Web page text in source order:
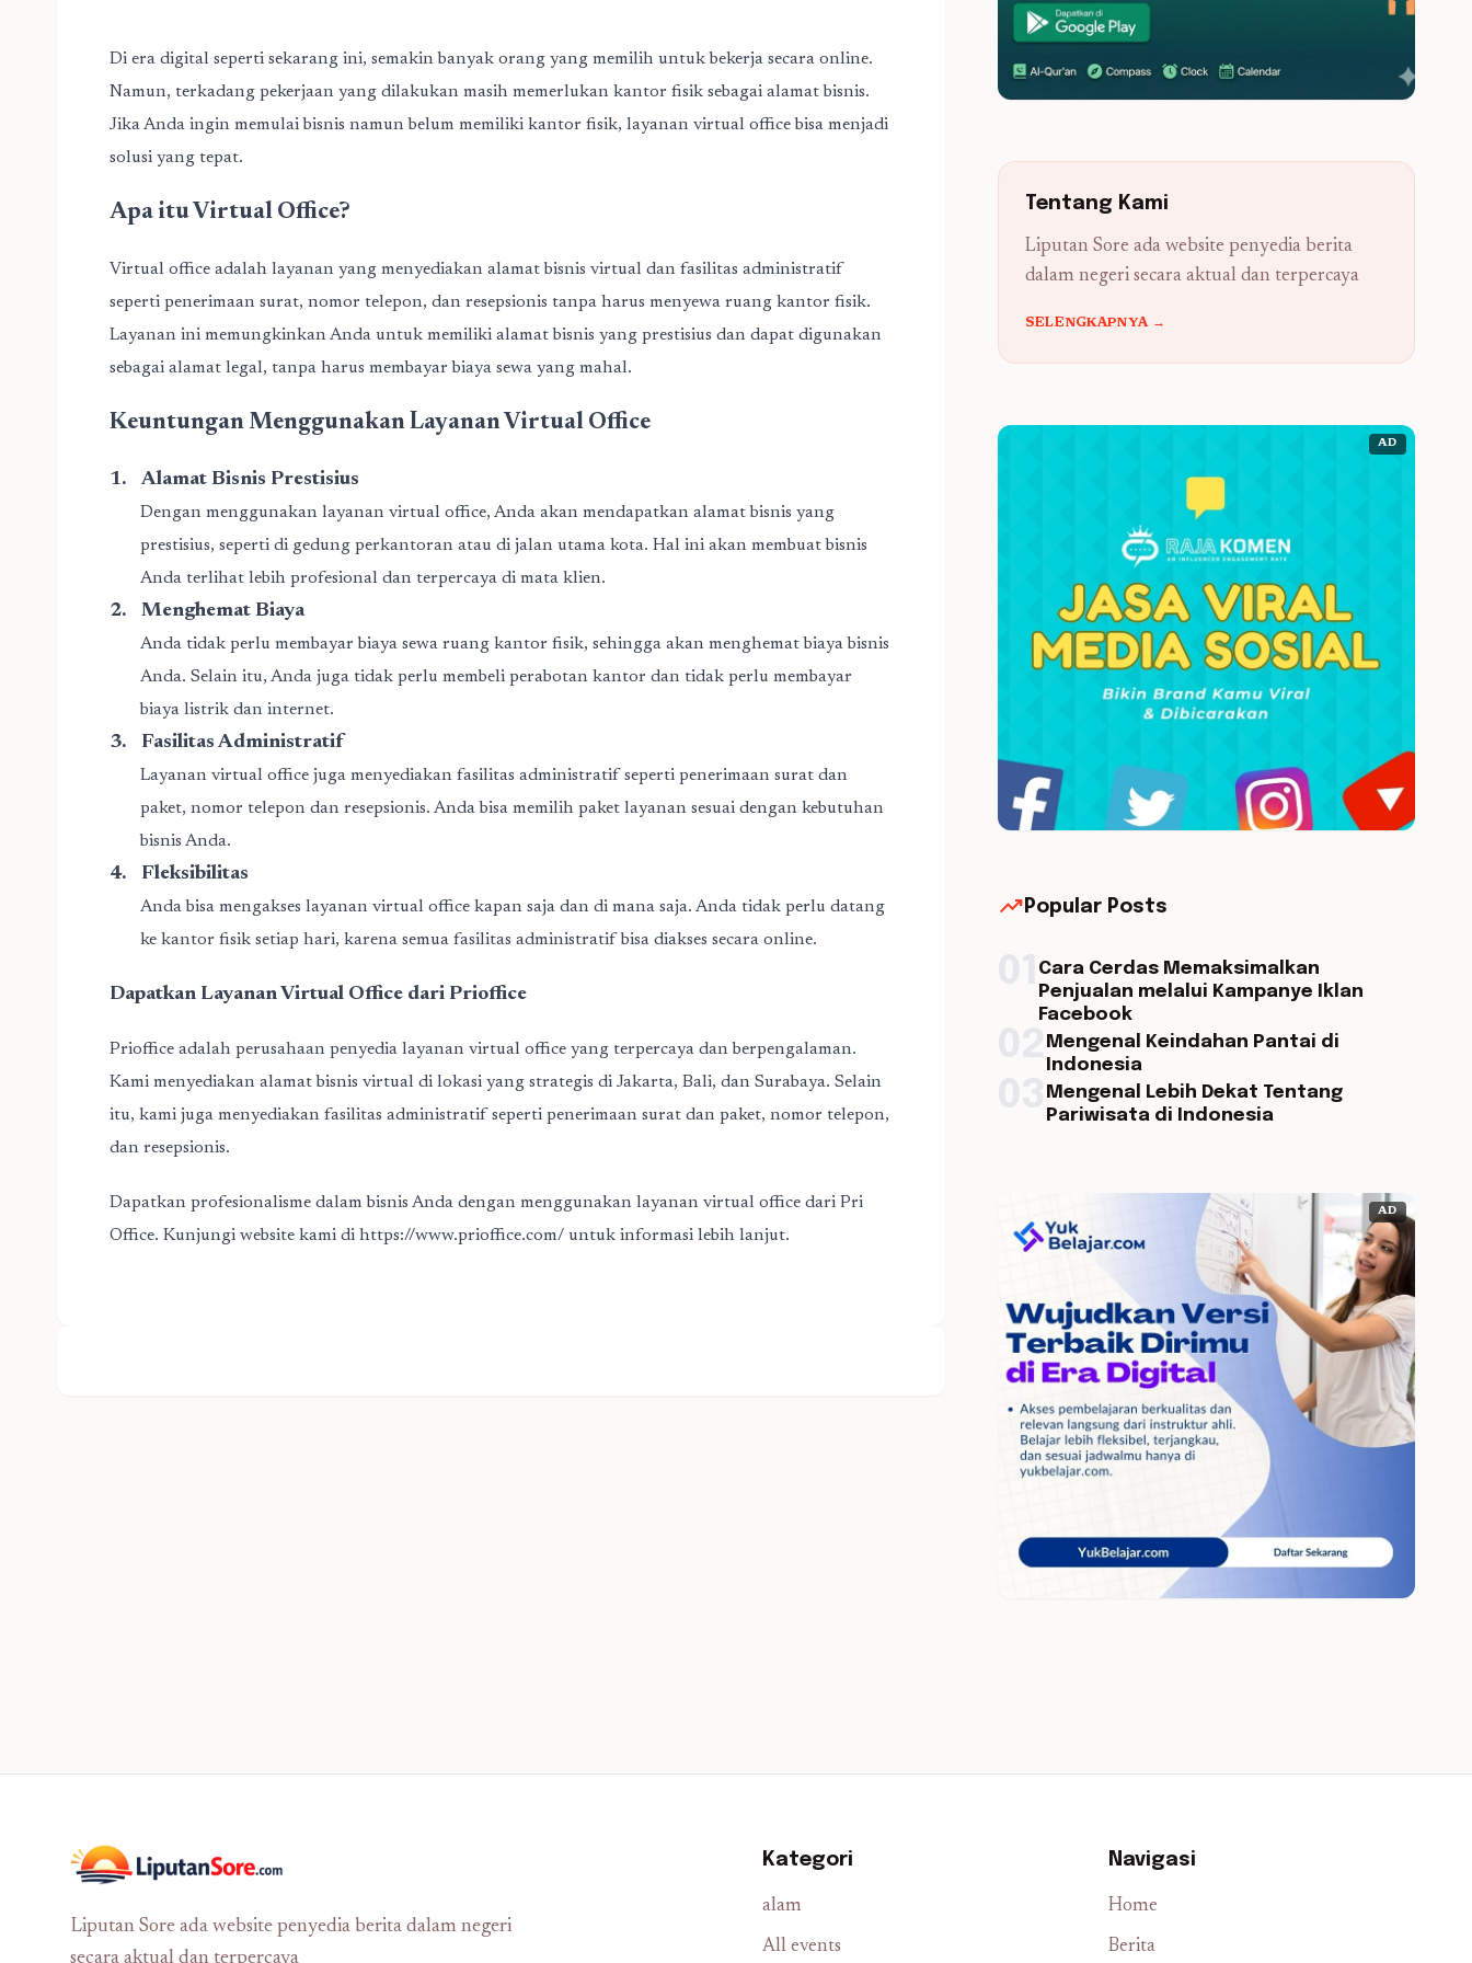
Di era digital seperti sekarang ini, semakin banyak orang yang memilih untuk bekerja secara online.
Namun, terkadang pekerjaan yang dilakukan masih memerlukan kantor fisik sebagai alamat bisnis.
Jika Anda ingin memulai bisnis namun belum memiliki kantor fisik, layanan virtual office bisa menjadi
solusi yang tepat.
Apa itu Virtual Office?
Virtual office adalah layanan yang menyediakan alamat bisnis virtual dan fasilitas administratif
seperti penerimaan surat, nomor telepon, dan resepsionis tanpa harus menyewa ruang kantor fisik.
Layanan ini memungkinkan Anda untuk memiliki alamat bisnis yang prestisius dan dapat digunakan
sebagai alamat legal, tanpa harus membayar biaya sewa yang mahal.
Keuntungan Menggunakan Layanan Virtual Office
1. Alamat Bisnis Prestisius
Dengan menggunakan layanan virtual office, Anda akan mendapatkan alamat bisnis yang
prestisius, seperti di gedung perkantoran atau di jalan utama kota. Hal ini akan membuat bisnis
Anda terlihat lebih profesional dan terpercaya di mata klien.
2. Menghemat Biaya
Anda tidak perlu membayar biaya sewa ruang kantor fisik, sehingga akan menghemat biaya bisnis
Anda. Selain itu, Anda juga tidak perlu membeli perabotan kantor dan tidak perlu membayar
biaya listrik dan internet.
3. Fasilitas Administratif
Layanan virtual office juga menyediakan fasilitas administratif seperti penerimaan surat dan
paket, nomor telepon dan resepsionis. Anda bisa memilih paket layanan sesuai dengan kebutuhan
bisnis Anda.
4. Fleksibilitas
Anda bisa mengakses layanan virtual office kapan saja dan di mana saja. Anda tidak perlu datang
ke kantor fisik setiap hari, karena semua fasilitas administratif bisa diakses secara online.
Dapatkan Layanan Virtual Office dari Prioffice
Prioffice adalah perusahaan penyedia layanan virtual office yang terpercaya dan berpengalaman.
Kami menyediakan alamat bisnis virtual di lokasi yang strategis di Jakarta, Bali, dan Surabaya. Selain
itu, kami juga menyediakan fasilitas administratif seperti penerimaan surat dan paket, nomor telepon,
dan resepsionis.
Dapatkan profesionalisme dalam bisnis Anda dengan menggunakan layanan virtual office dari Pri
Office. Kunjungi website kami di https://www.prioffice.com/ untuk informasi lebih lanjut.
Tentang Kami
Liputan Sore ada website penyedia berita
dalam negeri secara aktual dan terpercaya
SELENGKAPNYA →
AD
trending_up Popular Posts
Cara Cerdas Memaksimalkan
Penjualan melalui Kampanye Iklan
Facebook
Mengenal Keindahan Pantai di
Indonesia
Mengenal Lebih Dekat Tentang
Pariwisata di Indonesia
AD
Liputan Sore ada website penyedia berita dalam negeri
secara aktual dan terpercaya
Kategori
alam
All events
Navigasi
Home
Berita